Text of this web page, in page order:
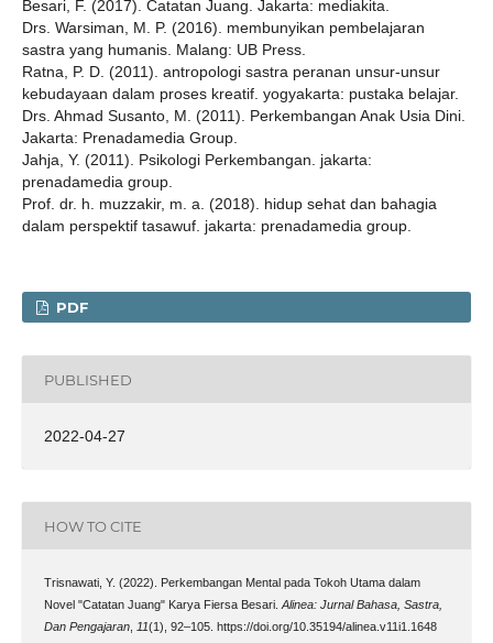
Besari, F. (2017). Catatan Juang. Jakarta: mediakita.
Drs. Warsiman, M. P. (2016). membunyikan pembelajaran
sastra yang humanis. Malang: UB Press.
Ratna, P. D. (2011). antropologi sastra peranan unsur-unsur
kebudayaan dalam proses kreatif. yogyakarta: pustaka belajar.
Drs. Ahmad Susanto, M. (2011). Perkembangan Anak Usia Dini.
Jakarta: Prenadamedia Group.
Jahja, Y. (2011). Psikologi Perkembangan. jakarta:
prenadamedia group.
Prof. dr. h. muzzakir, m. a. (2018). hidup sehat dan bahagia
dalam perspektif tasawuf. jakarta: prenadamedia group.
PDF
PUBLISHED
2022-04-27
HOW TO CITE
Trisnawati, Y. (2022). Perkembangan Mental pada Tokoh Utama dalam
Novel "Catatan Juang" Karya Fiersa Besari. Alinea: Jurnal Bahasa, Sastra,
Dan Pengajaran, 11(1), 92–105. https://doi.org/10.35194/alinea.v11i1.1648